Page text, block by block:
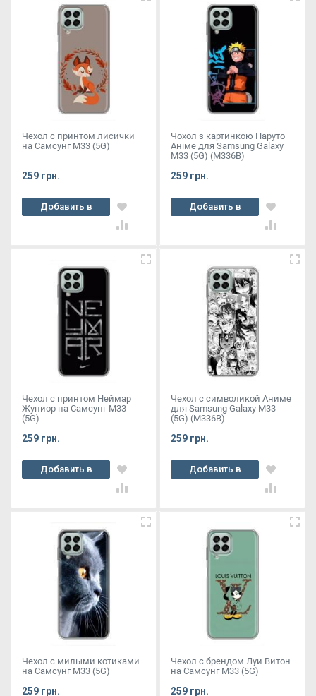
Чехол с принтом лисички
на Самсунг М33 (5G)
259 грн.
Добавить в
корзину
Чохол з картинкою Наруто
Аніме для Samsung Galaxy
M33 (5G) (M336B)
259 грн.
Добавить в
корзину
Чехол с принтом Неймар
Жуниор на Самсунг М33
(5G)
259 грн.
Добавить в
корзину
Чехол с символикой Аниме
для Samsung Galaxy M33
(5G) (M336B)
259 грн.
Добавить в
корзину
Чехол с милыми котиками
на Самсунг М33 (5G)
259 грн.
Чехол с брендом Луи Витон
на Самсунг М33 (5G)
259 грн.